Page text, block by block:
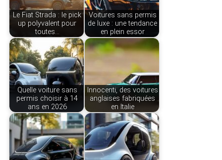
Le Fiat Strada : le pick
up polyvalent pour
toutes…
Voitures sans permis
de luxe : une tendance
en plein essor
Quelle voiture sans
permis choisir à 14
ans en 2026
Innocenti, des voitures
anglaises fabriquées
en Italie